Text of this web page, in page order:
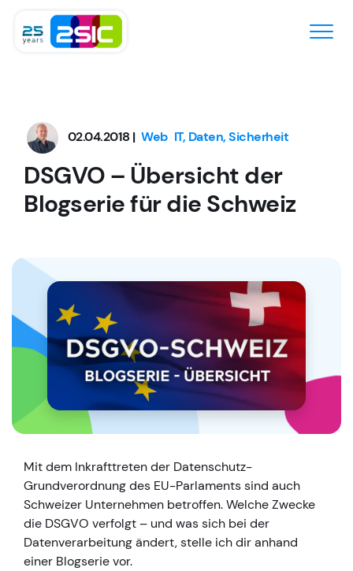
02.04.2018 | Web IT, Daten, Sicherheit
DSGVO – Übersicht der
Blogserie für die Schweiz
Mit dem Inkrafttreten der Datenschutz-
Grundverordnung des EU-Parlaments sind auch
Schweizer Unternehmen betroffen. Welche Zwecke
die DSGVO verfolgt – und was sich bei der
Datenverarbeitung ändert, stelle ich dir anhand
einer Blogserie vor.